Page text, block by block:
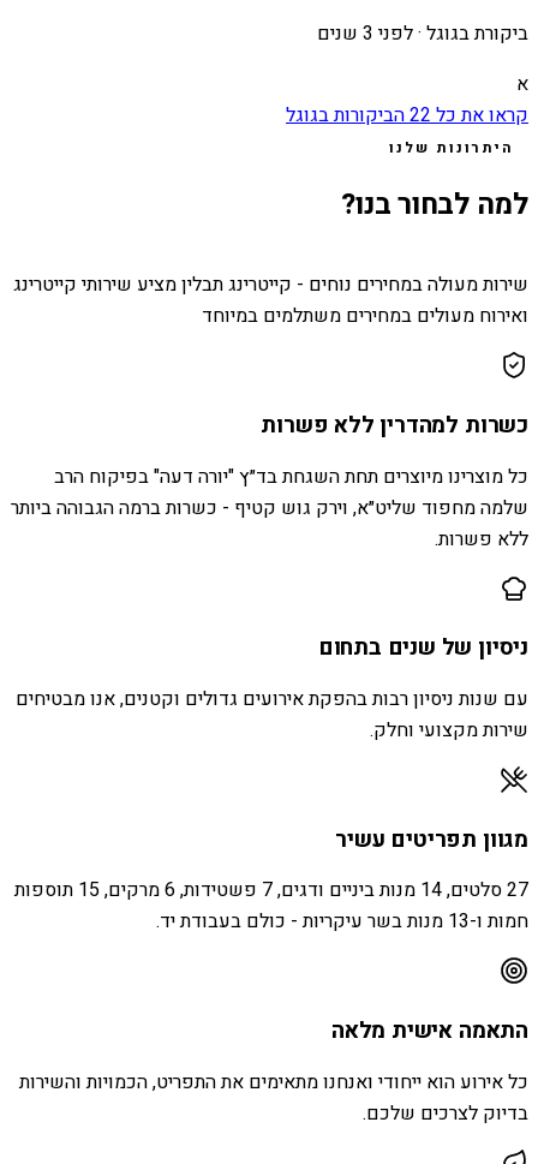
ביקורת בגוגל ·לפני 3 שנים
א
קראו את כל22הביקורות בגוגל
היתרונות שלנו
למה לבחור בנו?
שירות מעולה במחירים נוחים - קייטרינג תבלין מציע שירותי קייטרינג
ואירוח מעולים במחירים משתלמים במיוחד
כשרות למהדרין ללא פשרות
כל מוצרינו מיוצרים תחת השגחת בד״ץ "יורה דעה" בפיקוח הרב
שלמה מחפוד שליט״א, וירק גוש קטיף - כשרות ברמה הגבוהה ביותר
ללא פשרות.
ניסיון של שנים בתחום
עם שנות ניסיון רבות בהפקת אירועים גדולים וקטנים, אנו מבטיחים
שירות מקצועי וחלק.
מגוון תפריטים עשיר
27 סלטים, 14 מנות ביניים ודגים, 7 פשטידות, 6 מרקים, 15 תוספות
חמות ו-13 מנות בשר עיקריות - כולם בעבודת יד.
התאמה אישית מלאה
כל אירוע הוא ייחודי ואנחנו מתאימים את התפריט, הכמויות והשירות
בדיוק לצרכים שלכם.